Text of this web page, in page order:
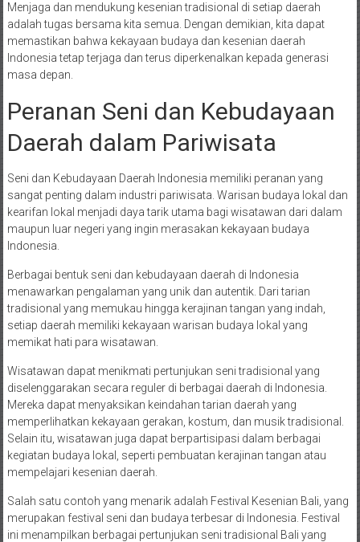
Menjaga dan mendukung kesenian tradisional di setiap daerah
adalah tugas bersama kita semua. Dengan demikian, kita dapat
memastikan bahwa kekayaan budaya dan kesenian daerah
Indonesia tetap terjaga dan terus diperkenalkan kepada generasi
masa depan.
Peranan Seni dan Kebudayaan
Daerah dalam Pariwisata
Seni dan Kebudayaan Daerah Indonesia memiliki peranan yang
sangat penting dalam industri pariwisata. Warisan budaya lokal dan
kearifan lokal menjadi daya tarik utama bagi wisatawan dari dalam
maupun luar negeri yang ingin merasakan kekayaan budaya
Indonesia.
Berbagai bentuk seni dan kebudayaan daerah di Indonesia
menawarkan pengalaman yang unik dan autentik. Dari tarian
tradisional yang memukau hingga kerajinan tangan yang indah,
setiap daerah memiliki kekayaan warisan budaya lokal yang
memikat hati para wisatawan.
Wisatawan dapat menikmati pertunjukan seni tradisional yang
diselenggarakan secara reguler di berbagai daerah di Indonesia.
Mereka dapat menyaksikan keindahan tarian daerah yang
memperlihatkan kekayaan gerakan, kostum, dan musik tradisional.
Selain itu, wisatawan juga dapat berpartisipasi dalam berbagai
kegiatan budaya lokal, seperti pembuatan kerajinan tangan atau
mempelajari kesenian daerah.
Salah satu contoh yang menarik adalah Festival Kesenian Bali, yang
merupakan festival seni dan budaya terbesar di Indonesia. Festival
ini menampilkan berbagai pertunjukan seni tradisional Bali yang